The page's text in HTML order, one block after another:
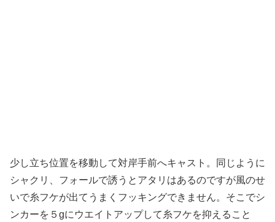
少し立ち位置を移動して対岸手前へキャスト。同じように
シャクリ、フォールで誘うとアタリはあるのですが風のせ
いで糸フケが出てうまくフッキングできません。そこでシ
ンカーを５gにウエイトアップして糸フケを抑えること